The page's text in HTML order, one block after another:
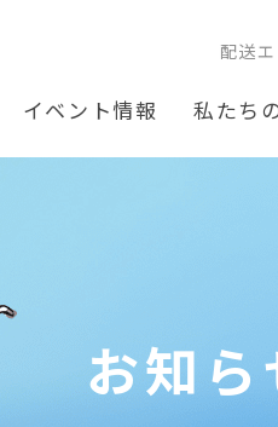
配送
イベント情報 私たち
お知ら